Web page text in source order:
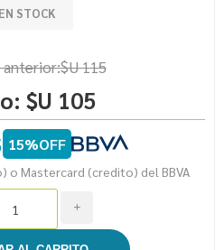
STOCK
anterior:$U 115
$U 105
15%OFF
o Mastercard (credito) del BBVA
i